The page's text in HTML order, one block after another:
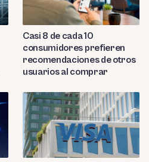
Casi 8 de cada 10
consumidores prefieren
recomendaciones de otros
usuarios al comprar